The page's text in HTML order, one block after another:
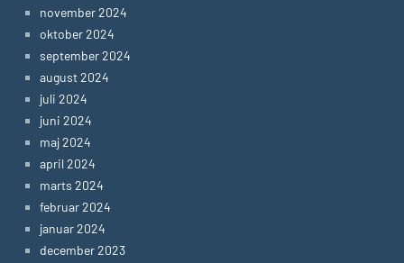
november 2024
oktober 2024
september 2024
august 2024
juli 2024
juni 2024
maj 2024
april 2024
marts 2024
februar 2024
januar 2024
december 2023